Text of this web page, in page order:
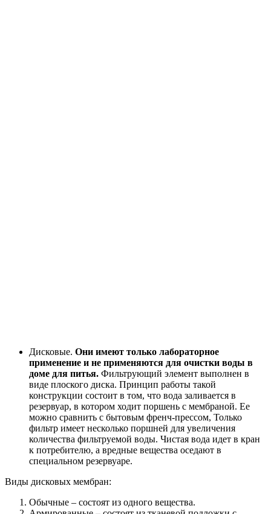
Дисковые. Они имеют только лабораторное
применение и не применяются для очистки воды в
доме для питья. Фильтрующий элемент выполнен в
виде плоского диска. Принцип работы такой
конструкции состоит в том, что вода заливается в
резервуар, в котором ходит поршень с мембраной. Ее
можно сравнить с бытовым френч-прессом, Только
фильтр имеет несколько поршней для увеличения
количества фильтруемой воды. Чистая вода идет в кран
к потребителю, а вредные вещества оседают в
специальном резервуаре.
Виды дисковых мембран:
Обычные – состоят из одного вещества.